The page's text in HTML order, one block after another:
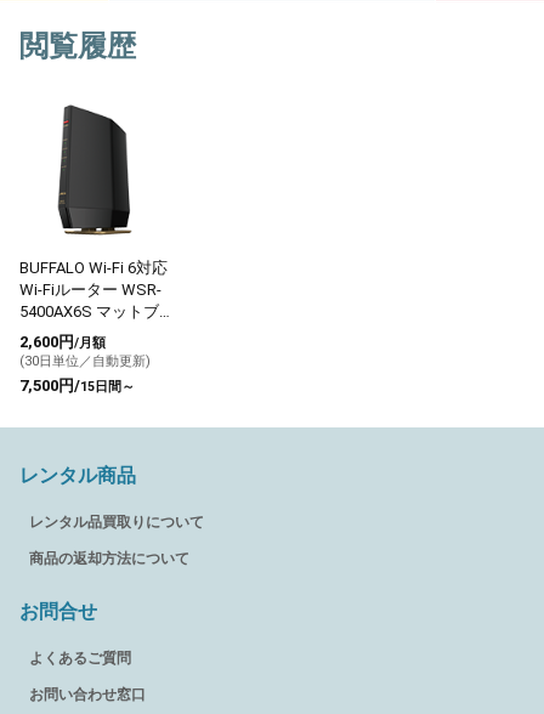
閲覧履歴
BUFFALO Wi-Fi 6対応
Wi-Fiルーター WSR-
5400AX6S マットブラ
ック
2,600円/月額
(30日単位／自動更新)
7,500円/15日間～
レンタル商品
レンタル品買取りについて
商品の返却方法について
お問合せ
よくあるご質問
お問い合わせ窓口